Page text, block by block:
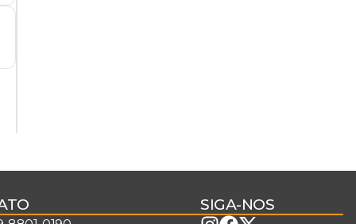
SIGA-NOS